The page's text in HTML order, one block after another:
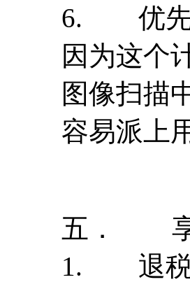
6. 优先考
因为这个
图像扫描
容易派上
五． 享
1. 退税